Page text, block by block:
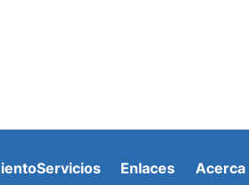
Servicios
Enlaces
Acerca